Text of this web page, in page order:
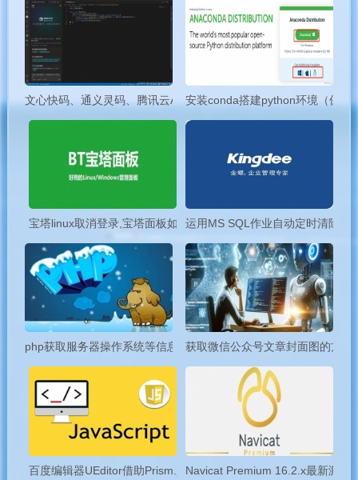
文心快码、通义灵码、腾讯云AI代码助手、豆包MarsCode 四大国
安装conda搭建python环境（保姆
宝塔linux取消登录,宝塔面板如何关闭安全入口运用MS SQL作业自动定时清除金
php获取服务器操作系统等信息 获取微信公众号文章封面图的方法
百度编辑器UEditor借助Prism.js实现文章代码高亮显示实用教程
Navicat Premium 16.2.x最新激活